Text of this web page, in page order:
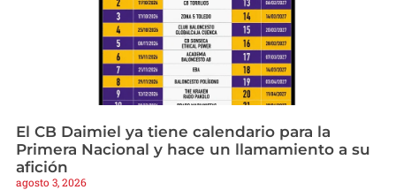
El CB Daimiel ya tiene calendario para la
Primera Nacional y hace un llamamiento a su
afición
agosto 3, 2026